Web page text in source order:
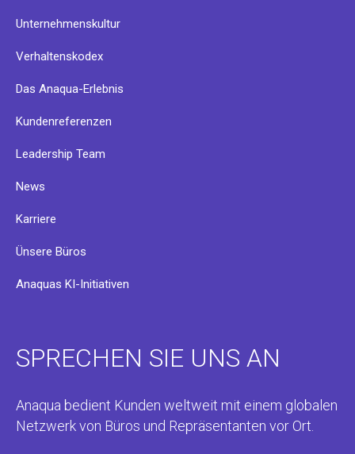
Unternehmenskultur
Verhaltenskodex
Das Anaqua-Erlebnis
Kundenreferenzen
Leadership Team
News
Karriere
Ünsere Büros
Anaquas KI-Initiativen
SPRECHEN SIE UNS AN
Anaqua bedient Kunden weltweit mit einem globalen
Netzwerk von Büros und Repräsentanten vor Ort.